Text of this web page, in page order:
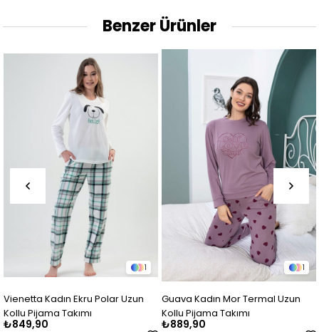
Benzer Ürünler
Kadın Ekru Polar Uzun
Pijama Takımı
Guava Kadın Mor Termal Uzun
Kollu Pijama Takımı
₺889,90